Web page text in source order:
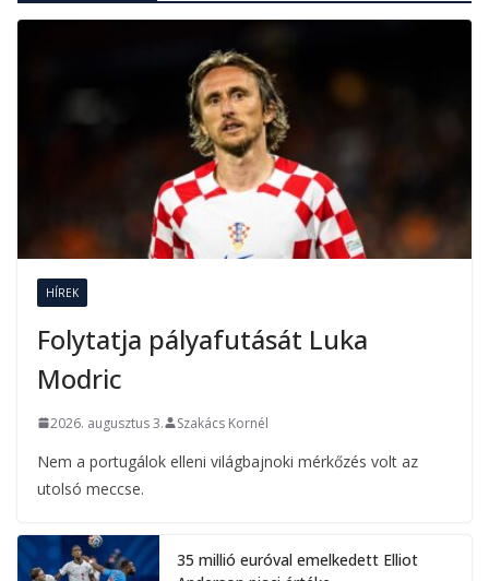
HÍREK
Folytatja pályafutását Luka
Modric
2026. augusztus 3. Szakács Kornél
Nem a portugálok elleni világbajnoki mérkőzés volt az
utolsó meccse.
35 millió euróval emelkedett Elliot